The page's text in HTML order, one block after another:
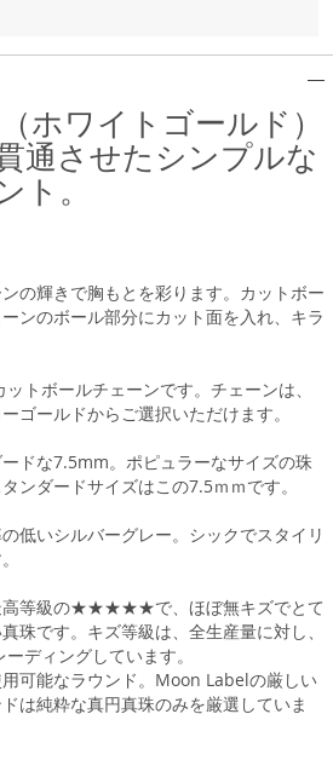
ホワイトゴールド）
通させたシンプルな
ト。
の輝きで胸もとを彩ります。カットボー
ンのボール部分にカット面を入れ、キラ
トボールチェーンです。チェーンは、
ゴールドからご選択いただけます。
ドな7.5mm。ポピュラーなサイズの珠
ンダードサイズはこの7.5ｍｍです。
低いシルバーグレー。シックでスタイリ
高等級の★★★★★で、ほぼ無キズでとて
珠です。キズ等級は、全生産量に対し、
ディングしています。
可能なラウンド。Moon Labelの厳しい
は純粋な真円真珠のみを厳選していま